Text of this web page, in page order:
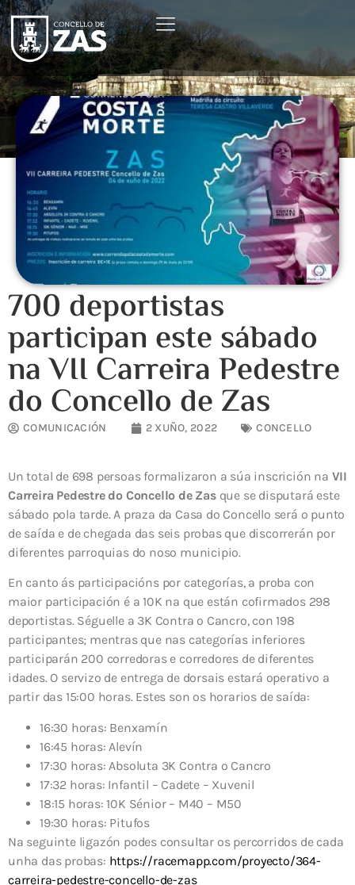
700 deportistas
participan este sábado
na VII Carreira Pedestre
do Concello de Zas
COMUNICACIÓN 2 XUÑO, 2022 CONCELLO
Un total de 698 persoas formalizaron a súa inscrición na VII
Carreira Pedestre do Concello de Zasque se disputará este
sábado pola tarde. A praza da Casa do Concello será o punto
de saída e de chegada das seis probas que discorrerán por
diferentes parroquias do noso municipio.
En canto ás participacións por categorías, a proba con
maior participación é a 10K na que están cofirmados 298
deportistas. Séguelle a 3K Contra o Cancro, con 198
participantes; mentras que nas categorías inferiores
participarán 200 corredoras e corredores de diferentes
idades. O servizo de entrega de dorsais estará operativo a
partir das 15:00 horas. Estes son os horarios de saída:
16:30 horas: Benxamín
16:45 horas: Alevín
17:30 horas: Absoluta 3K Contra o Cancro
17:32 horas: Infantil – Cadete – Xuvenil
18:15 horas: 10K Sénior – M40 – M50
19:30 horas: Pitufos
Na seguinte ligazón podes consultar os percorridos de cada
unha das probas: https://racemapp.com/proyecto/364-
carreira-pedestre-concello-de-zas